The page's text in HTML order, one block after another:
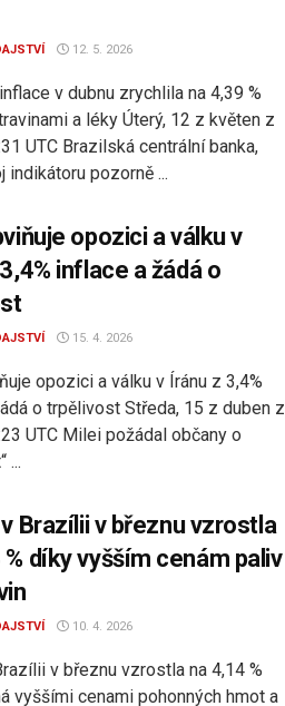
12. 5. 2026
v dubnu zrychlila na 4,39 %
a léky Úterý, 12 z květen z
UTC Brazilská centrální banka,
indikátoru pozorně ...
opozici a válku v
inflace a žádá o
15. 4. 2026
opozici a válku v Íránu z 3,4%
o trpělivost Středa, 15 z duben z
UTC Milei požádal občany o
...
Brazílii v březnu vzrostla
% díky vyšším cenám paliv
10. 4. 2026
v březnu vzrostla na 4,14 %
vyššími cenami pohonných hmot a